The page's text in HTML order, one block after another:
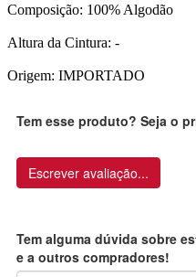
Composição: 100% Algodão
Altura da Cintura: -
Origem: IMPORTADO
Tem esse produto? Seja o
Escrever avaliação...
Tem alguma dúvida sobre
e a outros compradores!